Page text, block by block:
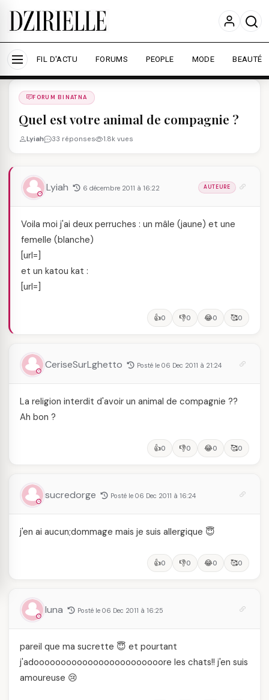
Nous utilisons des cookies pour améliorer votre
expérience et mesurer l'audience.
En savoir plus
Accepter tout Personnaliser
FIL D'ACTU FORUMS PEOPLE MODE BEAUTÉ
Forums
FORUM BINATNA
Quel est votre animal de compagnie ?
Lyiah 33 réponses 1.8k vues
Lyiah 6 décembre 2011 à 16:22 AUTEURE
Voila moi j'ai deux perruches : un mâle (jaune) et une
femelle (blanche)
[url=
et un katou kat :
[url=
👍0 👎0 😂0 🥰0
CeriseSurLghetto Posté le 06 Dec 2011 à 21:24
La religion interdit d'avoir un animal de compagnie ??
Ah bon ?
👍0 👎0 😂0 🥰0
sucredorge Posté le 06 Dec 2011 à 16:24
j'en ai aucun;dommage mais je suis allergique 😇
👍0 👎0 😂0 🥰0
luna Posté le 06 Dec 2011 à 16:25
pareil que ma sucrette 😇 et pourtant
j'adoooooooooooooooooooooooore les chats!! j'en suis
amoureuse 😢